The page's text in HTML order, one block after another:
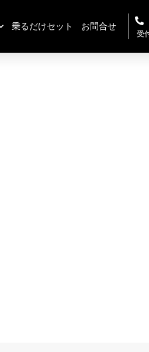
乗るだけセット お問合せ
受